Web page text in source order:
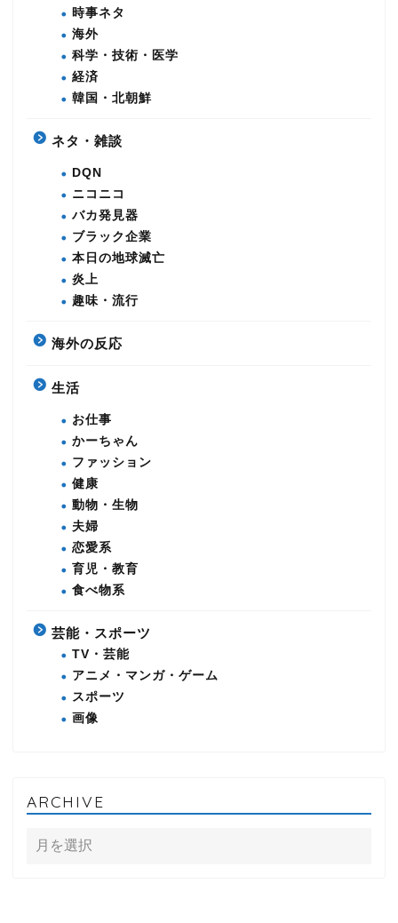
時事ネタ
海外
科学・技術・医学
経済
韓国・北朝鮮
ネタ・雑談
DQN
ニコニコ
バカ発見器
ブラック企業
本日の地球滅亡
炎上
趣味・流行
海外の反応
生活
お仕事
かーちゃん
ファッション
健康
動物・生物
夫婦
恋愛系
育児・教育
食べ物系
芸能・スポーツ
TV・芸能
アニメ・マンガ・ゲーム
スポーツ
画像
ARCHIVE